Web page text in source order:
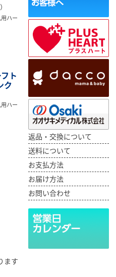
ハー
ト
ク
ハー
ます
返品・交換について
送料について
お支払方法
お届け方法
お問い合わせ